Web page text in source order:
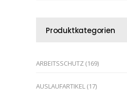
Produktkategorien
ARBEITSSCHUTZ (169)
AUSLAUFARTIKEL (17)